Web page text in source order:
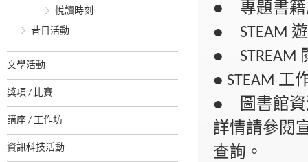
悅讀時刻
昔日活動
文學活動
獎項 / 比賽
講座 / 工作坊
資訊科技活動
● 專題書籍
● STEAM
● STREAM
● STEAM 工
● 圖書館資
詳情請參閱
查詢。